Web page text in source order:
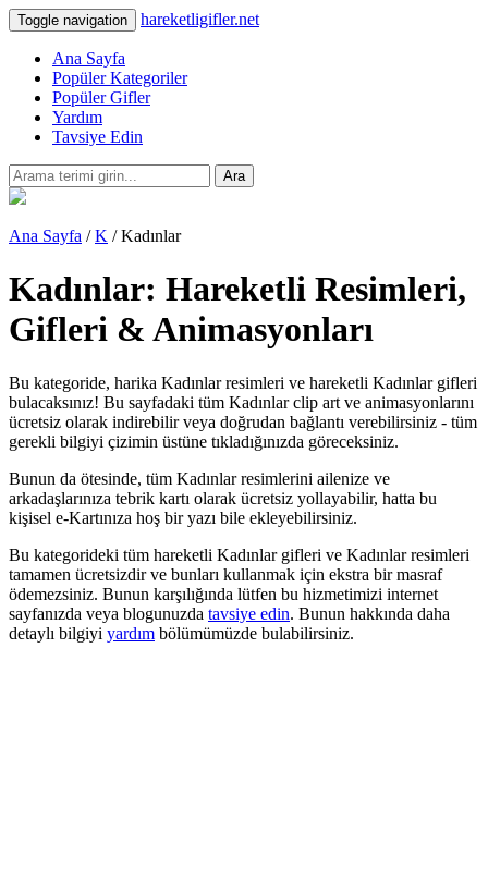
Toggle navigation hareketligifler.net
Ana Sayfa
Popüler Kategoriler
Popüler Gifler
Yardım
Tavsiye Edin
Ara
Ana Sayfa /K / Kadınlar
Kadınlar: Hareketli Resimleri,
Gifleri & Animasyonları
Bu kategoride, harika Kadınlar resimleri ve hareketli Kadınlar gifleri
bulacaksınız! Bu sayfadaki tüm Kadınlar clip art ve animasyonlarını
ücretsiz olarak indirebilir veya doğrudan bağlantı verebilirsiniz - tüm
gerekli bilgiyi çizimin üstüne tıkladığınızda göreceksiniz.
Bunun da ötesinde, tüm Kadınlar resimlerini ailenize ve
arkadaşlarınıza tebrik kartı olarak ücretsiz yollayabilir, hatta bu
kişisel e-Kartınıza hoş bir yazı bile ekleyebilirsiniz.
Bu kategorideki tüm hareketli Kadınlar gifleri ve Kadınlar resimleri
tamamen ücretsizdir ve bunları kullanmak için ekstra bir masraf
ödemezsiniz. Bunun karşılığında lütfen bu hizmetimizi internet
sayfanızda veya blogunuzda tavsiye edin. Bunun hakkında daha
detaylı bilgiyi yardım bölümümüzde bulabilirsiniz.